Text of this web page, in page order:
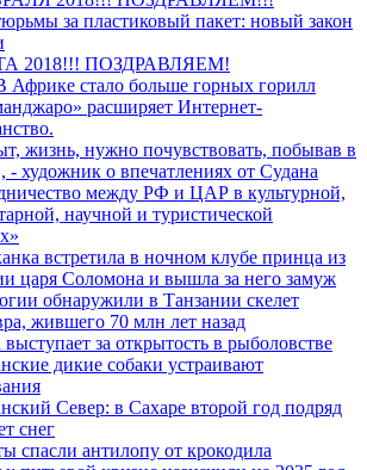
за пластиковый пакет: новый закон
2018!!! ПОЗДРАВЛЯЕМ!
Африке стало больше горных горилл
расширяет Интернет-
жизнь, нужно почувствовать, побывав в
- художник о впечатлениях от Судана
между РФ и ЦАР в культурной,
научной и туристической
встретила в ночном клубе принца из
царя Соломона и вышла за него замуж
обнаружили в Танзании скелет
жившего 70 млн лет назад
за открытость в рыболовстве
дикие собаки устраивают
Север: в Сахаре второй год подряд
снег
спасли антилопу от крокодила